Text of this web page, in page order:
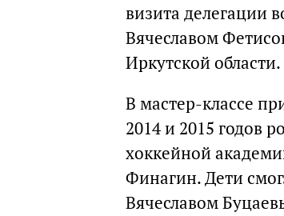
визита делегации
Вячеславом
Иркутской области.
В мастер-классе
2014 и 2015 годов
хоккейной
Финагин. Дети
Вячеславом